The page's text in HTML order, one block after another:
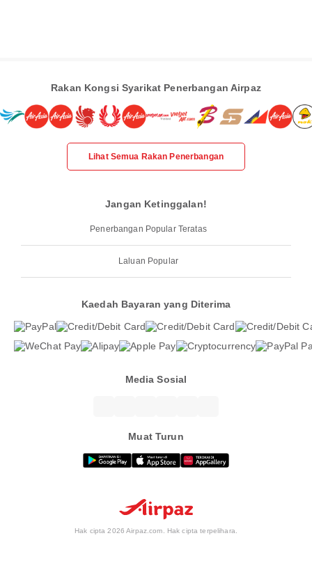
Rakan Kongsi Syarikat Penerbangan Airpaz
Lihat Semua Rakan Penerbangan
Jangan Ketinggalan!
Penerbangan Popular Teratas
Laluan Popular
Kaedah Bayaran yang Diterima
Media Sosial
Muat Turun
Hak cipta 2026 Airpaz.com. Hak cipta terpelihara.